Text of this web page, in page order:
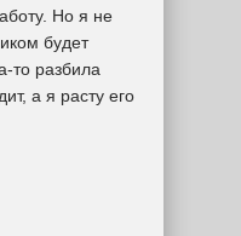
Но я не
будет
то разбила
а я расту его